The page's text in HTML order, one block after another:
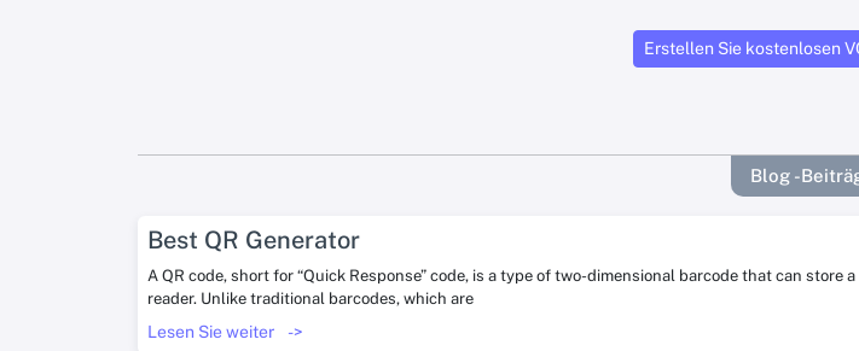
Erstellen Sie kostenlosen
Blog -
Best QR Generator
A QR code, short for “Quick Response” code, is a type of two-dimensional barcode that can
reader. Unlike traditional barcodes, which are
Lesen Sie weiter ->